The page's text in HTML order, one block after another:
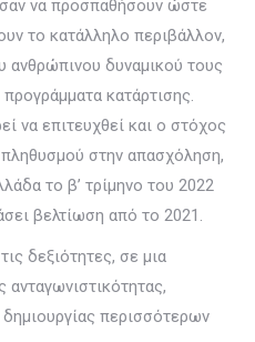
να προσπαθήσουν ώστε
το κατάλληλο περιβάλλον,
ανθρώπινου δυναμικού τους
κατάρτισης.
να επιτευχθεί και ο στόχος
στην απασχόληση,
το β’ τρίμηνο του 2022
βελτίωση από το 2021.
δεξιότητες, σε μια
περισσότερων